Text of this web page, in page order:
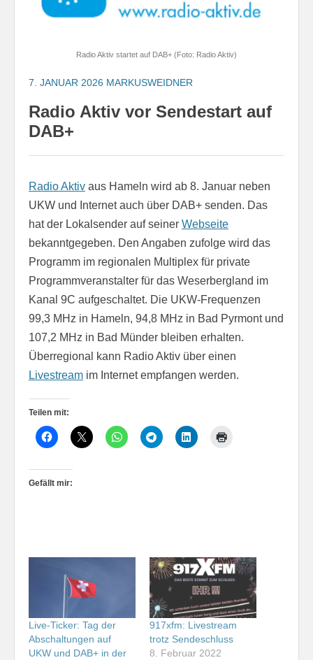
Radio Aktiv startet auf DAB+ (Foto: Radio Aktiv)
7. JANUAR 2026 MARKUSWEIDNER
Radio Aktiv vor Sendestart auf
DAB+
Radio Aktiv aus Hameln wird ab 8. Januar neben
UKW und Internet auch über DAB+ senden. Das
hat der Lokalsender auf seiner Webseite
bekanntgegeben. Den Angaben zufolge wird das
Programm im regionalen Multiplex für private
Programmveranstalter für das Weserbergland im
Kanal 9C aufgeschaltet. Die UKW-Frequenzen
99,3 MHz in Hameln, 94,8 MHz in Bad Pyrmont und
107,2 MHz in Bad Münder bleiben erhalten.
Überregional kann Radio Aktiv über einen
Livestream im Internet empfangen werden.
Teilen mit:
Gefällt mir:
Live-Ticker: Tag der
Abschaltungen auf
UKW und DAB+ in der
917xfm: Livestream
trotz Sendeschluss
8. Februar 2022